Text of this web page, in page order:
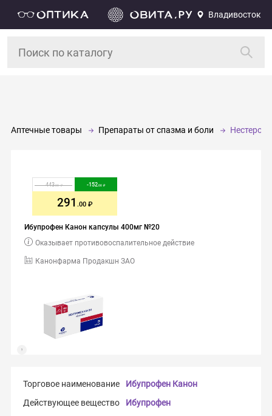
Владивосток
Аптечные товары Препараты от спазма и боли
Ибупрофен Канон капсулы 400мг №20
Канонфарма Продакшн ЗАО
Оказывает противовоспалительное действие
443.00 -152.00
291 .00
Торговое наименование
Ибупрофен Канон
Действующее вещество
Ибупрофен